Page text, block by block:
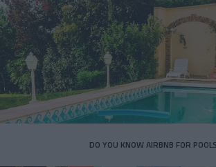
DO YOU KNOW AIRBNB FOR